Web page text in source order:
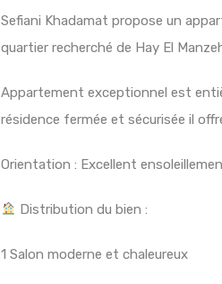
Sefiani Khadamat propose un
quartier recherché de Hay El
Appartement exceptionnel est
résidence fermée et sécurisée il
Orientation : Excellent
Distribution du bien :
1 Salon moderne et chaleureux